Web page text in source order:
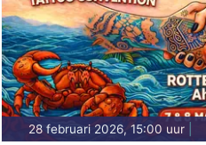
28 februari 2026, 15:00 uur|